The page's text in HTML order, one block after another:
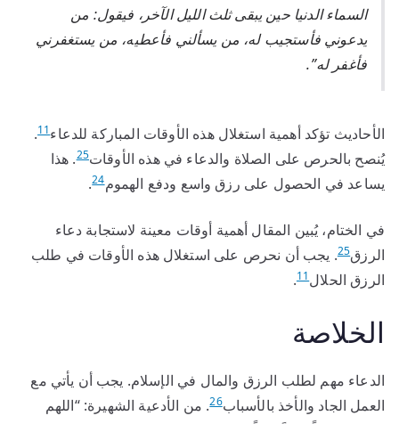
السماء الدنيا حين يبقى ثلث الليل الآخر، فيقول: من
يدعوني فأستجيب له، من يسألني فأعطيه، من يستغفرني
فأغفر له”.
الأحاديث تؤكد أهمية استغلال هذه الأوقات المباركة للدعاء11
.
يُنصح بالحرص على الصلاة والدعاء في هذه الأوقات25. هذا
يساعد في الحصول على رزق واسع ودفع الهموم24
.
في الختام، يُبين المقال أهمية أوقات معينة لاستجابة دعاء
الرزق25. يجب أن نحرص على استغلال هذه الأوقات في طلب
الرزق الحلال11
.
الخلاصة
الدعاء مهم لطلب الرزق والمال في الإسلام. يجب أن يأتي مع
العمل الجاد والأخذ بالأسباب26. من الأدعية الشهيرة: “اللهم